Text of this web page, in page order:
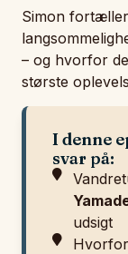
Simon
– og hvorfor
største
I denne
svar på:
udsigt
Hvorfor